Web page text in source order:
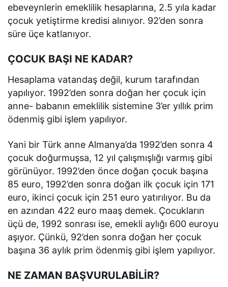
ebeveynlerin emeklilik hesaplarına, 2.5 yıla kadar
çocuk yetiştirme kredisi alınıyor. 92’den sonra
süre üçe katlanıyor.
ÇOCUK BAŞI NE KADAR?
Hesaplama vatandaş değil, kurum tarafından
yapılıyor. 1992’den sonra doğan her çocuk için
anne- babanın emeklilik sistemine 3’er yıllık prim
ödenmiş gibi işlem yapılıyor.
Yani bir Türk anne Almanya’da 1992’den sonra 4
çocuk doğurmuşsa, 12 yıl çalışmışlığı varmış gibi
görünüyor. 1992’den önce doğan çocuk başına
85 euro, 1992’den sonra doğan ilk çocuk için 171
euro, ikinci çocuk için 251 euro yatırılıyor. Bu da
en azından 422 euro maaş demek. Çocukların
üçü de, 1992 sonrası ise, emekli aylığı 600 euroyu
aşıyor. Çünkü, 92’den sonra doğan her çocuk
başına 36 aylık prim ödenmiş gibi işlem yapılıyor.
NE ZAMAN BAŞVURULABİLİR?